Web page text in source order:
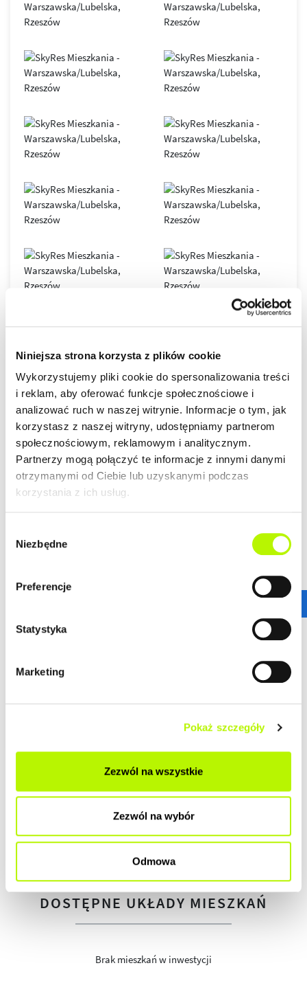
Niniejsza strona korzysta z plików cookie
Wykorzystujemy pliki cookie do spersonalizowania treści
i reklam, aby oferować funkcje społecznościowe i
analizować ruch w naszej witrynie. Informacje o tym, jak
korzystasz z naszej witryny, udostępniamy partnerom
społecznościowym, reklamowym i analitycznym.
Partnerzy mogą połączyć te informacje z innymi danymi
otrzymanymi od Ciebie lub uzyskanymi podczas
korzystania z ich usług.
zgody
Niezbędne
Preferencje
Statystyka
Marketing
Pokaż szczegóły
Zezwól na wszystkie
Zezwól na wybór
Odmowa
SkyRes– symbol nowoczesnego Rzeszowa i siedziba
renomowanych, międzynarodowych firm. Obiekt oferuje
sufity podwieszane, duże przeszklenia, indywidualnie
sterowane systemy klimatyzacji i wentylacji, 7
szybkobieżnych wind oraz inteligentny system BMS.
Nowoczesna infrastruktura światłowodowa gwarantuje
Biurowiec został zaprojektowany zgodnie z zasadami
zrównoważonego budownictwa, co potwierdza
komfortu i doskonałej lokalizacji, SkyRes jest dziś jednym z
najważniejszych adresów biznesowych w Rzeszowie oraz
wyjątkowym miejscem do życia w dynamicznie
rozwijającym się mieście.
Osiedle SkyRes to prestiżowa inwestycja, która
wyznaczyła nowe standardy w rzeszowskim
budownictwie, to jeden z najbardziej pożądanych
STANDARDY WYKOŃCZENIA
DEWELOPERSKI
DO ZAMIESZKANIA
HISTORIA ZMIAN CEN
HISTORIA
DOSTĘPNE UKŁADY MIESZKAŃ
Brak mieszkań w inwestycji